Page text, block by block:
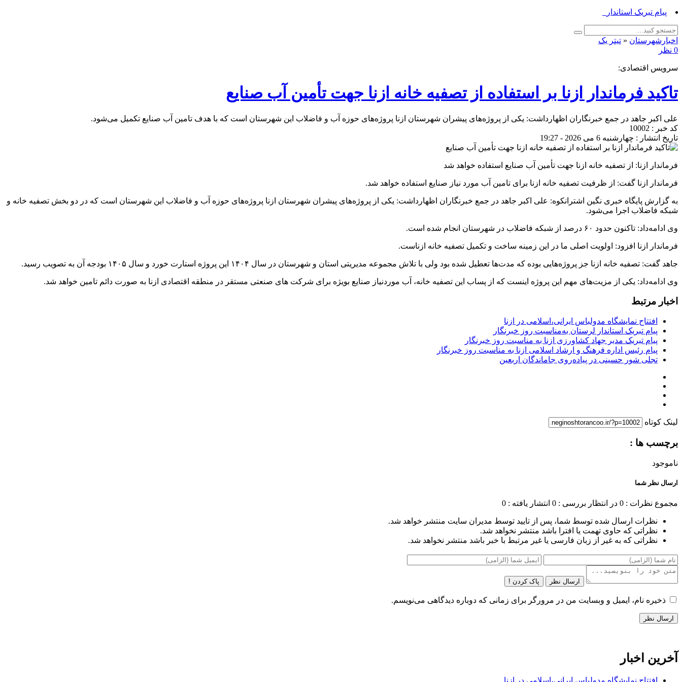
پیام تبریک استاندار لرستان به‌منا_
اخبارشهرستان « تیتر یک
0 نظر
سرویس اقتصادی:
تاکید فرماندار ازنا بر استفاده از تصفیه خانه ازنا جهت تأمین آب صنایع
علی اکبر جاهد در جمع خبرنگاران اظهارداشت: یکی از پروژه‌های پیشران شهرستان ازنا پروژه‌های حوزه آب و فاضلاب این شهرستان است که با هدف تامین آب صنایع تکمیل می‌شود.
کد خبر : 10002
تاریخ انتشار : چهارشنبه 6 می 2026 - 19:27
فرماندار ازنا: از تصفیه خانه ازنا جهت تأمین آب صنایع استفاده خواهد شد
فرماندار ازنا گفت: از ظرفیت تصفیه خانه ازنا برای تامین آب مورد نیاز صنایع استفاده خواهد شد.
به گزارش پایگاه خبری نگین اشترانکوه: علی اکبر جاهد در جمع خبرنگاران اظهارداشت: یکی از پروژه‌های پیشران شهرستان ازنا پروژه‌های حوزه آب و فاضلاب این شهرستان است که در دو بخش تصفیه خانه و
شبکه فاضلاب اجرا می‌شود.
وی ادامه‌داد: تاکنون حدود ۶۰ درصد از شبکه فاضلاب در شهرستان انجام شده است.
فرماندار ازنا افزود: اولویت اصلی ما در این زمینه ساخت و تکمیل تصفیه خانه ازناست.
جاهد گفت: تصفیه خانه ازنا جز پروژه‌هایی بوده که مدت‌ها تعطیل شده بود ولی با تلاش مجموعه مدیریتی استان و شهرستان در سال ۱۴۰۴ این پروژه استارت خورد و سال ۱۴۰۵ بودجه آن به تصویب رسید.
وی ادامه‌داد: یکی از مزیت‌های مهم این پروژه اینست که از پساب این تصفیه خانه، آب موردنیاز صنایع بویژه برای شرکت های صنعتی مستقر در منطقه اقتصادی ازنا به صورت دائم تامین خواهد شد.
اخبار مرتبط
افتتاح نمایشگاه مدولباس ایرانی،اسلامی در ازنا
پیام تبریک استاندار لرستان به‌مناسبت روز خبرنگار
پیام تبریک مدیر جهاد کشاورزی ازنا به مناسبت روز خبرنگار
پیام رئیس اداره فرهنگ و ارشاد اسلامی ازنا به مناسبت روز خبرنگار
تجلی شور حسینی در پیاده‌روی جاماندگان اربعین
لینک کوتاه
برچسب ها :
ناموجود
ارسال نظر شما
مجموع نظرات : 0 در انتظار بررسی : 0 انتشار یافته : 0
نظرات ارسال شده توسط شما، پس از تایید توسط مدیران سایت منتشر خواهد شد.
نظراتی که حاوی تهمت یا افترا باشد منتشر نخواهد شد.
نظراتی که به غیر از زبان فارسی یا غیر مرتبط با خبر باشد منتشر نخواهد شد.
ارسال نظر پاک کردن !
ذخیره نام، ایمیل و وبسایت من در مرورگر برای زمانی که دوباره دیدگاهی می‌نویسم.
آخرین اخبار
افتتاح نمایشگاه مدولباس ایرانی،اسلامی در ازنا